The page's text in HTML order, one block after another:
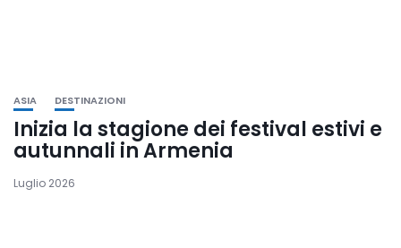
ASIA DESTINAZIONI
Inizia la stagione dei festival estivi e
autunnali in Armenia
Luglio 2026